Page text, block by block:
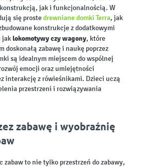
jak i funkcjonalnością. W
się prostedrewniane domki Terra, jak
konstrukcje z dodatkowymi
jaklokomotywy czy wagony, które
doskonałą zabawę i naukę poprzez
są idealnym miejscem do wspólnej
emocji oraz umiejętności
interakcję z rówieśnikami. Dzieci uczą
przestrzeni i rozwiązywania
zabawę i wyobraźnię
zabaw to nie tylko przestrzeń do zabawy,